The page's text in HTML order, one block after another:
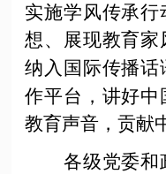
实施学风传承行
想、展现教育家
纳入国际传播话
作平台，讲好中
教育声音，贡献
各级党委和